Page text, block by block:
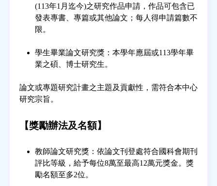
訂閱電子報
(113年1月迄今)之研究作品申請，作品可包含已
發表專書、專篇或其他論文；每人得申請篇數不
限。
學生畢業論文研究獎：本學年應屆或113學年畢
業之碩、博士研究生。
論文或專題研究計畫之主題及貢獻性，需符合本中心
研究宗旨。
【獎勵辦法及名額】
教師論文研究獎：依論文刊登處符合國科會期刊
評比等級，給予每位8萬至最高12萬元獎金。獎
勵名額至多2位。